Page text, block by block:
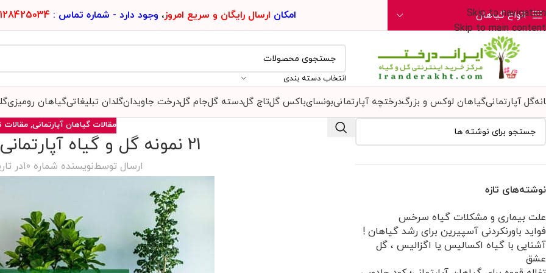
Skip to navigation
Skip to main content
انواع گیاهان امکان ارسال رایگان و سریع امروز، وجود دارد - شماره تماس :
انتخاب دسته بندی
گل آپارتمانیگیاهان لوکس و بزرگدرختچه آپارتمانیبونسایباکس گلتاج گلدسته گلجام گلدرخت جاویدانگلدان تبلیغاتیگیاهان رومیزی
نوشته‌های تازه
علت بیماری و مشکلات گیاه سرخس
فواید باورنکردنی آسپیرین برای رشد گیاهان !
آشنایی با گیاه اکسالیس یا اگزالیس ، گل
عشق
مقالات گیاهان آپارتمانی,مقالات
21 نمونه گل و گیاه آپارتمانی مقاوم و خوشرنگ !
ارسال توسطنویسنده شماره 10 در